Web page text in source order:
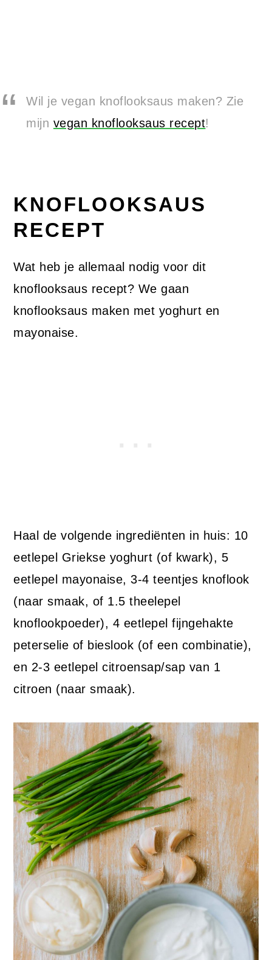
Wil je vegan knoflooksaus maken? Zie
mijn vegan knoflooksaus recept!
KNOFLOOKSAUS
RECEPT
Wat heb je allemaal nodig voor dit
knoflooksaus recept? We gaan
knoflooksaus maken met yoghurt en
mayonaise.
Haal de volgende ingrediënten in huis: 10
eetlepel Griekse yoghurt (of kwark), 5
eetlepel mayonaise, 3-4 teentjes knoflook
(naar smaak, of 1.5 theelepel
knoflookpoeder), 4 eetlepel fijngehakte
peterselie of bieslook (of een combinatie),
en 2-3 eetlepel citroensap/sap van 1
citroen (naar smaak).